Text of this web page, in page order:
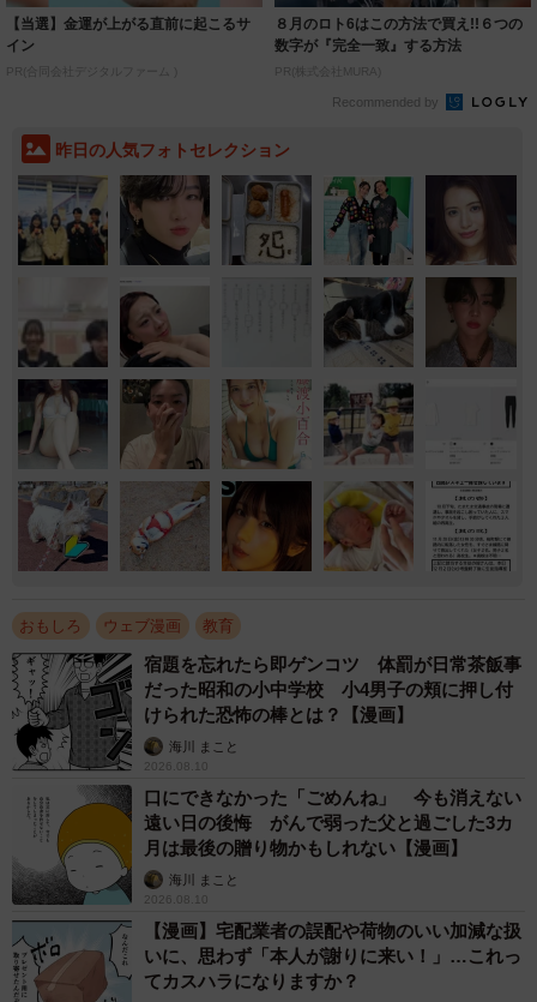
【当選】金運が上がる直前に起こるサ
イン
PR(合同会社デジタルファーム )
８月のロト6はこの方法で買え!!６つの
数字が『完全一致』する方法
PR(株式会社MURA)
Recommended by
昨日の人気フォトセレクション
おもしろ ウェブ漫画 教育
宿題を忘れたら即ゲンコツ 体罰が日常茶飯事
だった昭和の小中学校 小4男子の頬に押し付
けられた恐怖の棒とは？【漫画】
海川 まこと
2026.08.10
口にできなかった「ごめんね」 今も消えない
遠い日の後悔 がんで弱った父と過ごした3カ
月は最後の贈り物かもしれない【漫画】
海川 まこと
2026.08.10
【漫画】宅配業者の誤配や荷物のいい加減な扱
いに、思わず「本人が謝りに来い！」…これっ
てカスハラになりますか？